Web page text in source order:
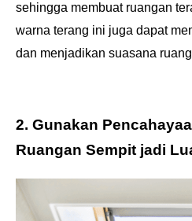
sehingga membuat ruangan
warna terang ini juga dapat
dan menjadikan suasana
2. Gunakan
Ruangan Sempit jadi